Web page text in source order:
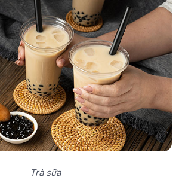
Trà sữa